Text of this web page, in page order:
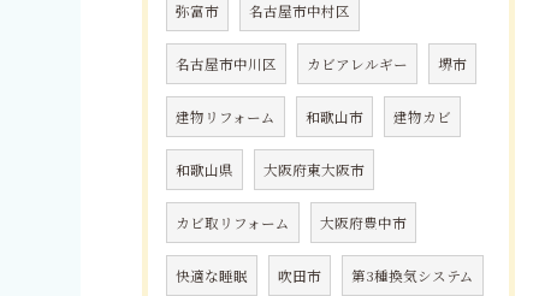
弥富市 名古屋市中村区
名古屋市中川区 カビアレルギー 堺市
建物リフォーム 和歌山市 建物カビ
和歌山県 大阪府東大阪市
カビ取リフォーム 大阪府豊中市
快適な睡眠 吹田市 第3種換気システム